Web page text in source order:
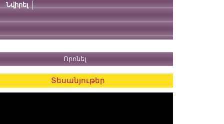
Նվիրել
Տեսանյութեր